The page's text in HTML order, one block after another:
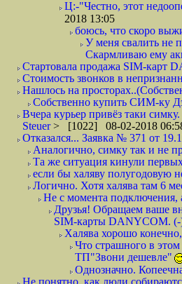
Ц:-"Честно, этот
2018 13:05
боюсь, что скоро
У меня свалить не
Скармливаю ему
Стартовала продажа SIM-карт
Стоимость звонков в
Нашлось на
Собственно купить СИМ-ку
Вчера курьер привёз таки
Steuer> [1022] 08-02-2018
Отказался... Заявка № 371 от
Аналогично, симку так и не
Та же ситуация кинули
если бы халяву полугодовую
Логично. Хотя халява там 6
Не с момента подключения,
Друзья! Обращаем ваше
SIM-карты DANYCOM.
Халява хорошо
Что страшного в
ТП"Звони дешевле"
Однозначно.
Не понятно, как люди